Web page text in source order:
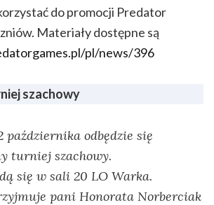
do promocji Predator
Materiały dostępne są
pl/news/396
szachowy
października odbędzie się
turniej szachowy.
się w sali 20 LO Warka.
pani Honorata Norberciak